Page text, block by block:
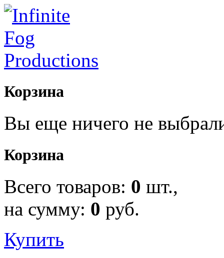
Корзина
Вы еще ничего не
Корзина
Всего товаров: 0 шт.,
на сумму: 0 руб.
Купить